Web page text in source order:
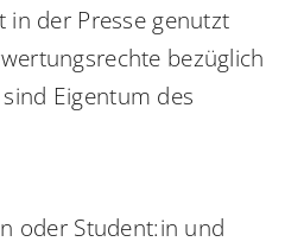
in der Presse genutzt
bezüglich
Eigentum des
oder Student:in und